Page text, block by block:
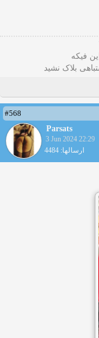
بلاک نشید
#568
Parsats
3 Jun 2024 22:29
ارسالها: 4484